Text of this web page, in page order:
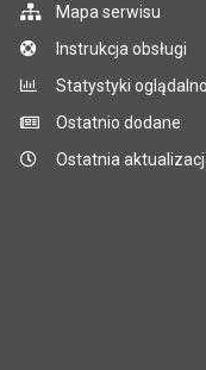
Mapa serwisu
Instrukcja obsługi
Statystyki
Ostatnio dodane
Ostatnia